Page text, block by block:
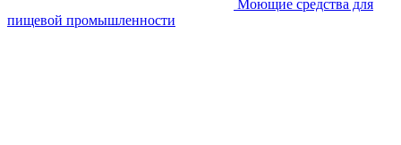
Моющие средства для
пищевой промышленности